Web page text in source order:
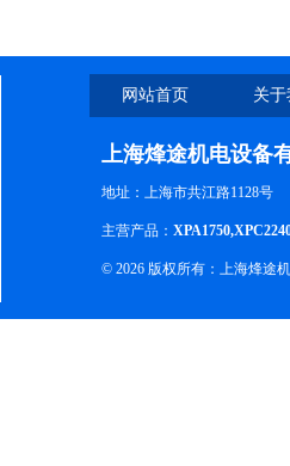
网站首页 关
上海烽途机电设备
地址：上海市共江路1128号
主营产品：
© 2026 版权所有：上海烽途